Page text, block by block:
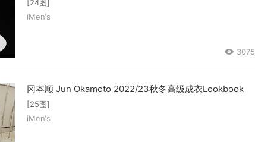
[24图]
iMen‘s
3075
冈本顺 Jun Okamoto 2022/23秋冬高级成衣Lookbook
[25图]
iMen‘s